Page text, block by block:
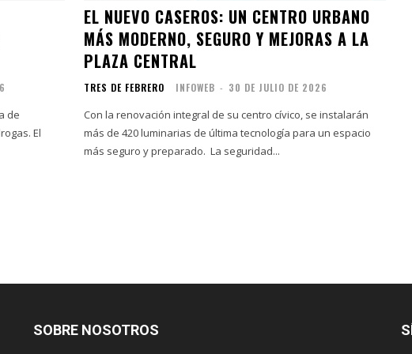
de
El
EL NUEVO CASEROS: UN CENTRO URBANO
MÁS MODERNO, SEGURO Y MEJORAS A LA
PLAZA CENTRAL
TRES DE FEBRERO INFOWEB - 30 DE JULIO DE 2026
Con la renovación integral de su centro cívico, se instalarán
más de 420 luminarias de última tecnología para un espacio
más seguro y preparado. La seguridad...
SOBRE NOSOTROS